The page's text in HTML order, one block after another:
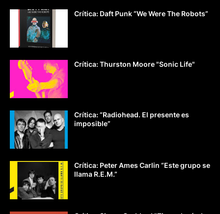
Crítica: Daft Punk “We Were The Robots”
Crítica: Thurston Moore "Sonic Life"
Crítica: “Radiohead. El presente es
imposible”
Crítica: Peter Ames Carlin “Este grupo se
llama R.E.M.”